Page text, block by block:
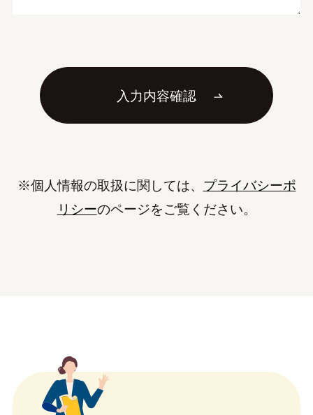
入力内容確認
※個人情報の取扱に関しては、 プライバシーポ
リシーのページをご覧ください。